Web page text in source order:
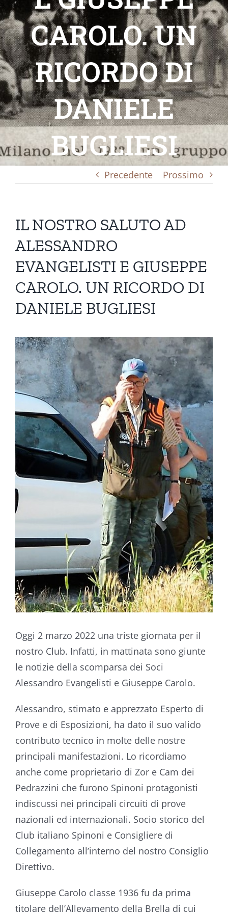
CAROLO. UN
RICORDO DI
DANIELE
BUGLIESI
Precedente Prossimo
IL NOSTRO SALUTO AD
ALESSANDRO
EVANGELISTI E GIUSEPPE
CAROLO. UN RICORDO DI
DANIELE BUGLIESI
Ingrandisci
immagine
Oggi 2 marzo 2022 una triste giornata per il
nostro Club. Infatti, in mattinata sono giunte
le notizie della scomparsa dei Soci
Alessandro Evangelisti e Giuseppe Carolo.
Alessandro, stimato e apprezzato Esperto di
Prove e di Esposizioni, ha dato il suo valido
contributo tecnico in molte delle nostre
principali manifestazioni. Lo ricordiamo
anche come proprietario di Zor e Cam dei
Pedrazzini che furono Spinoni protagonisti
indiscussi nei principali circuiti di prove
nazionali ed internazionali. Socio storico del
Club italiano Spinoni e Consigliere di
Collegamento all’interno del nostro Consiglio
Direttivo.
Giuseppe Carolo classe 1936 fu da prima
titolare dell’Allevamento della Brella di cui